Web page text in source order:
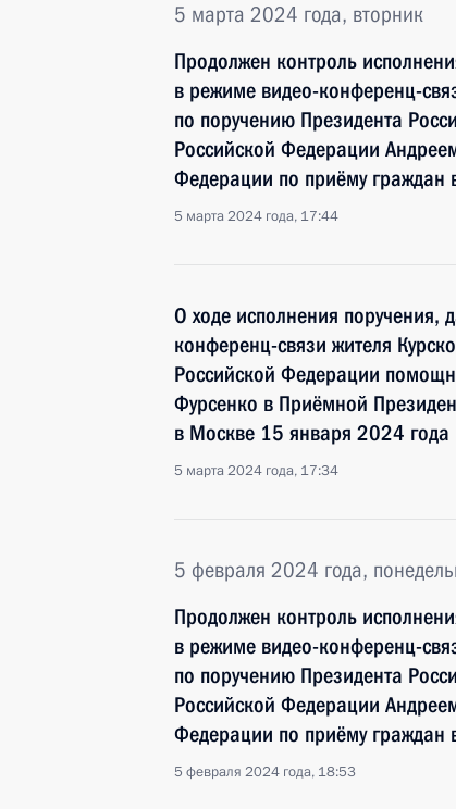
5 марта 2024 года, вторник
Продолжен контроль
в режиме видео-конференц-
по поручению Президента
Российской Федерации
Федерации по приёму
5 марта 2024 года, 17:44
О ходе исполнения поручения,
конференц-связи жителя
Российской Федерации
Фурсенко в Приёмной
в Москве 15 января 2024 года
5 марта 2024 года, 17:34
5 февраля 2024 года,
Продолжен контроль
в режиме видео-конференц-
по поручению Президента
Российской Федерации
Федерации по приёму граждан
5 февраля 2024 года, 18:53